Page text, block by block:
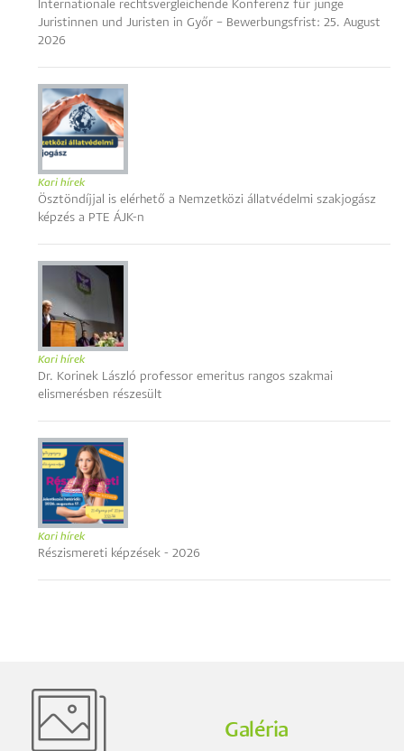
Internationale rechtsvergleichende Konferenz für junge
Juristinnen und Juristen in Győr – Bewerbungsfrist: 25. August
2026
Kari hírek
Ösztöndíjjal is elérhető a Nemzetközi állatvédelmi szakjogász
képzés a PTE ÁJK-n
Kari hírek
Dr. Korinek László professor emeritus rangos szakmai
elismerésben részesült
Kari hírek
Részismereti képzések - 2026
Galéria